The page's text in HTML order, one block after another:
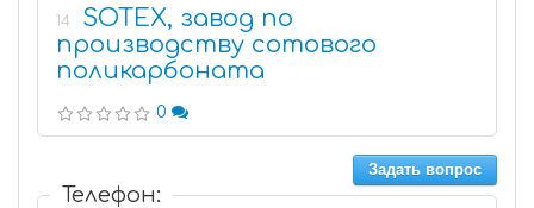
14
SOTEX, завод по
производству сотового
поликарбоната
0
Задать вопрос
Телефон: